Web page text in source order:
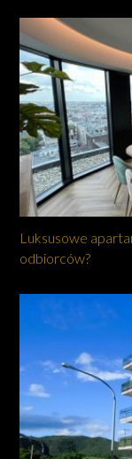
Luksusowe
odbiorców?